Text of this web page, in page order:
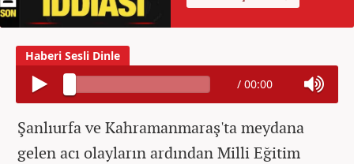
/ 00:00
Şanlıurfa ve Kahramanmaraş'ta meydana
gelen acı olayların ardından Milli Eğitim